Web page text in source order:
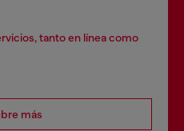
tanto en línea como
más